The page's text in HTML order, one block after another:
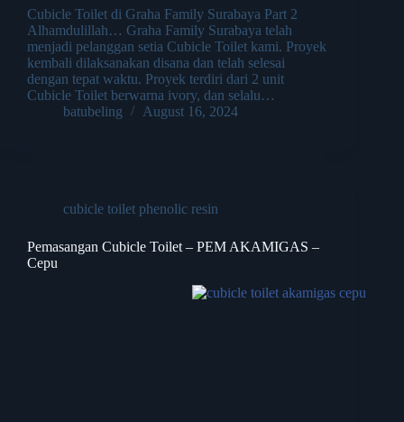
Cubicle Toilet di Graha Family Surabaya Part 2
Alhamdulillah… Graha Family Surabaya telah
menjadi pelanggan setia Cubicle Toilet kami. Proyek
kembali dilaksanakan disana dan telah selesai
dengan tepat waktu. Proyek terdiri dari 2 unit
Cubicle Toilet berwarna ivory, dan selalu…
batubeling
August 16, 2024
cubicle toilet phenolic resin
Pemasangan Cubicle Toilet – PEM AKAMIGAS –
Cepu